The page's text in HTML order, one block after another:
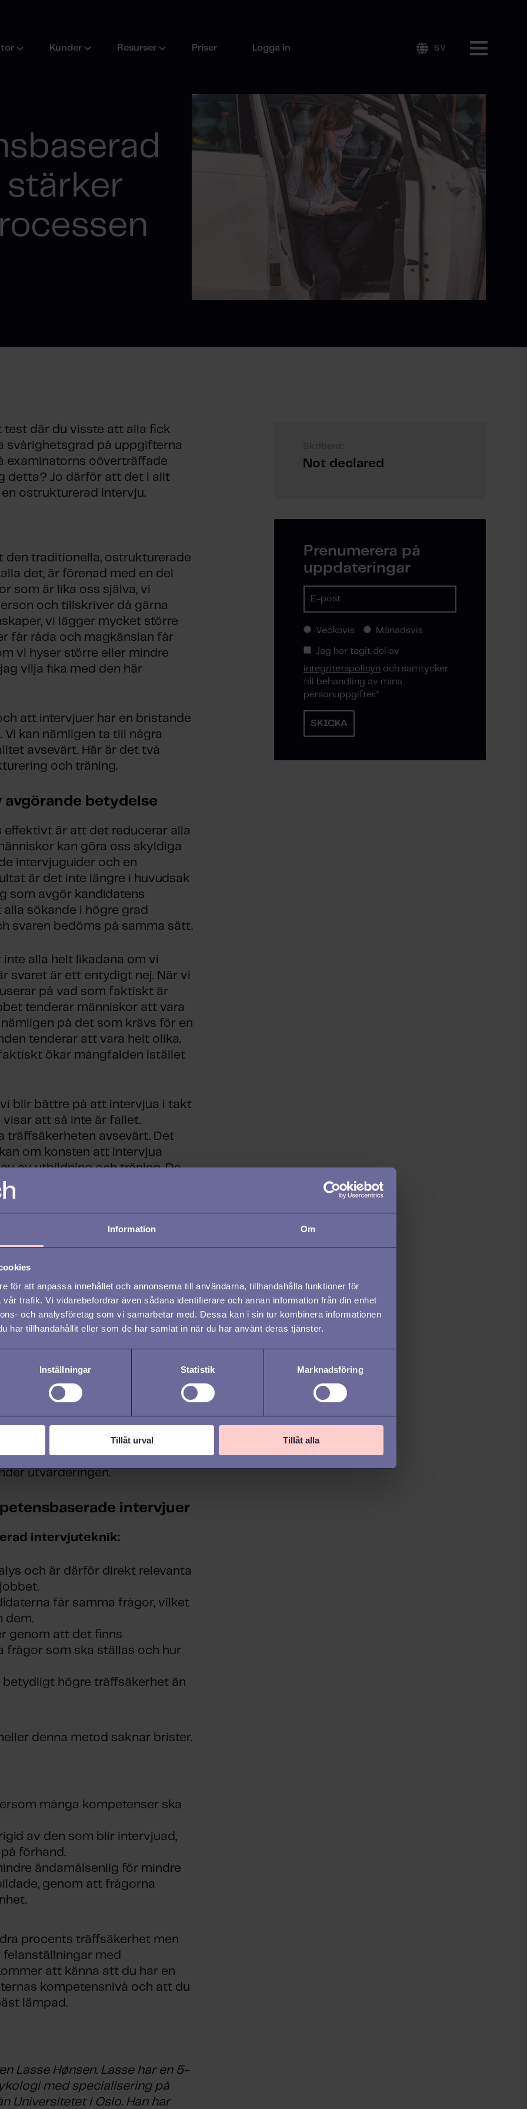
Information Om
för att anpassa innehållet och annonserna till användarna, tillhandahålla funktioner för
trafik. Vi vidarebefordrar även sådana identifierare och annan information från din enhet
och analysföretag som vi samarbetar med. Dessa kan i sin tur kombinera informationen
har tillhandahållit eller som de har samlat in när du har använt deras tjänster.
Inställningar Statistik Marknadsföring
Tillåt urval Tillåt alla
Kunder Resurser Priser Logga in SV
test där du visste att alla fick
svårighetsgrad på uppgifterna
examinatorns oöverträffade
detta? Jo därför att det i allt
ostrukturerad intervju.
den traditionella, ostrukturerade
det, är förenad med en del
som är lika oss själva, vi
och tillskriver då gärna
vi lägger mycket större
får råda och magkänslan får
vi hyser större eller mindre
vilja fika med den här
att intervjuer har en bristande
kan nämligen ta till några
avsevärt. Här är det två
och träning.
betydelse
är att det reducerar alla
kan göra oss skyldiga
intervjuguider och en
är det inte längre i huvudsak
som avgör kandidatens
sökande i högre grad
svaren bedöms på samma sätt.
inte alla helt likadana om vi
svaret är ett entydigt nej. När vi
på vad som faktiskt är
tenderar människor att vara
på det som krävs för en
tenderar att vara helt olika.
ökar mångfalden istället
blir bättre på att intervjua i takt
att så inte är fallet.
träffsäkerheten avsevärt. Det
om konsten att intervjua
av utbildning och träning. De
på hur de ska kunna bli
och går kurser. Vad ska
intresserat sig mest
beteendebaserad
i detta sammanhang är
Utgångspunkten är att
beteende. Människor har
som de gjort tidigare i
sätt att göra det på.
av att de frågor
man har definierat som viktiga
eller
samma frågor och man
utvärderingen.
intervjuer
intervjuteknik:
och är därför direkt relevanta
får samma frågor, vilket
dem.
genom att det finns
frågor som ska ställas och hur
högre träffsäkerhet än
denna metod saknar brister.
många kompetenser ska
av den som blir intervjuad,
förhand.
ändamålsenlig för mindre
genom att frågorna
procents träffsäkerhet men
med
att känna att du har en
kompetensnivå och att du
lämpad.
Lasse Hønsen. Lasse har en 5-
med specialisering på
Universitetet i Oslo. Han har
Not declared
Prenumerera på
uppdateringar
Veckovis Månadsvis
Jag har tagit del av
integritetspolicyn och samtycker
till behandling av mina
personuppgifter.*